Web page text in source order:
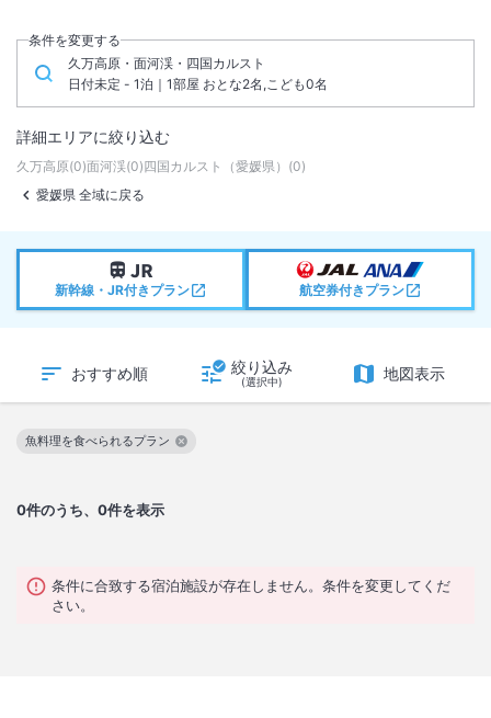
条件を変更する
久万高原・面河渓・四国カルスト
日付未定 - 1泊｜1部屋 おとな2名,こども0名
詳細エリアに絞り込む
久万高原(0)面河渓(0)四国カルスト（愛媛県） (0)
愛媛県 全域に戻る
新幹線・JR付きプラン 航空券付きプラン
おすすめ順 絞り込み
(選択中) 地図表示
0件のうち、0件を表示
魚料理を食べられるプラン
この絞り込み条件を解除
条件に合致する宿泊施設が存在しません。条件を変更してくだ
さい。